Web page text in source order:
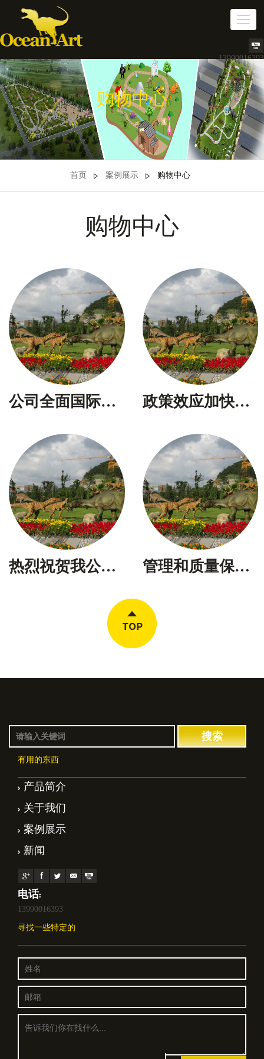
13990016393
切
换
航
购物中心
首页 案例展示 购物中心
购物中心
公司全面国际质量管理和质量保证体系 政策效应加快释放扩大工作抓紧开展
热烈祝贺我公司三项新产品通过省级鉴定 管理和质量保证体系国际质量管理和质量保证体系国际质量
有用的东西
产品简介
关于我们
案例展示
新闻
电话:
13990016393
寻找一些特定的